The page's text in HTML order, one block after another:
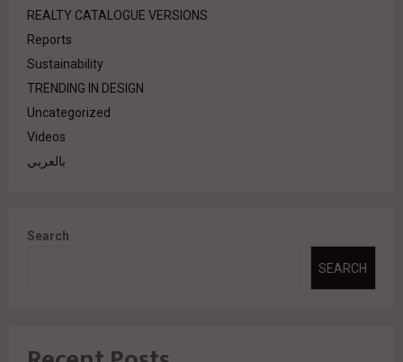
REALTY CATALOGUE VERSIONS
Reports
Sustainability
TRENDING IN DESIGN
Uncategorized
Videos
بالعربي
Search
SEARCH